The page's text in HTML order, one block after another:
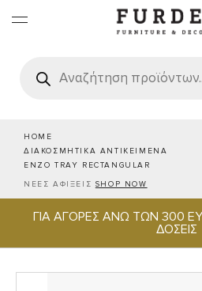
search
HOME
ΔΙΑΚΟΣΜΗΤΙΚΑ ΑΝΤΙΚΕΙΜΕΝΑ
ENZO TRAY RECTANGULAR
ΝΕΕΣ ΑΦΙΞΕΙΣ SHOP NOW
ΓΙΑ ΑΓΟΡΕΣ ΑΝΩ ΤΩΝ 300
ΔΟΣΕΙΣ
ΕΠΙΠΛΑ
ΧΑΛΙΑ
ΕΙΔΗ ΣΕΡΒΙΡΙΣΜΑΤΟΣ &